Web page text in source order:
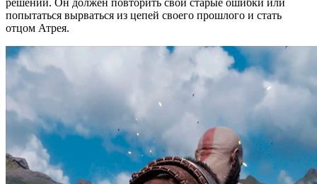
попытаться вырваться из цепей своего прошлого и стать
отцом Атрея.